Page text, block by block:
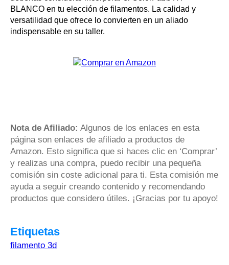
BLANCO en tu elección de filamentos. La calidad y
versatilidad que ofrece lo convierten en un aliado
indispensable en su taller.
Nota de Afiliado: Algunos de los enlaces en esta
página son enlaces de afiliado a productos de
Amazon. Esto significa que si haces clic en ‘Comprar’
y realizas una compra, puedo recibir una pequeña
comisión sin coste adicional para ti. Esta comisión me
ayuda a seguir creando contenido y recomendando
productos que considero útiles. ¡Gracias por tu apoyo!
Etiquetas
filamento 3d